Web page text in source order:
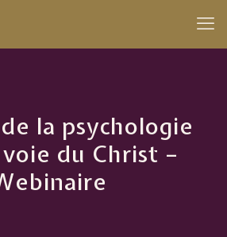
la psychologie
du Christ –